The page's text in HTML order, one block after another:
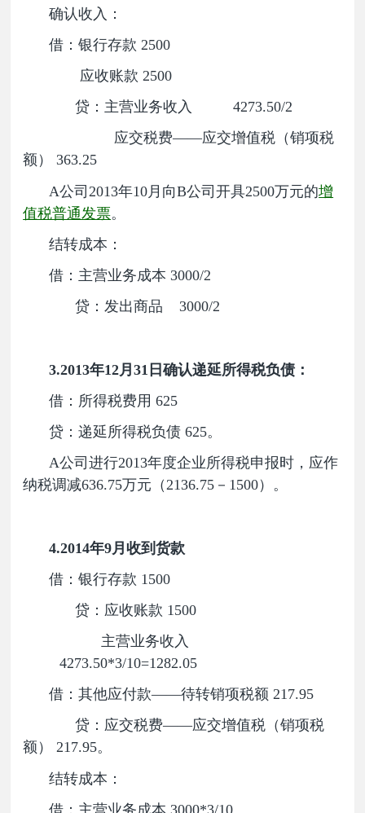
确认收入：
借：银行存款 2500
应收账款 2500
贷：主营业务收入 4273.50/2
应交税费——应交增值税（销项税
额） 363.25
A公司2013年10月向B公司开具2500万元的增
值税普通发票。
结转成本：
借：主营业务成本 3000/2
贷：发出商品 3000/2
3.2013年12月31日确认递延所得税负债：
借：所得税费用 625
贷：递延所得税负债 625。
A公司进行2013年度企业所得税申报时，应作
纳税调减636.75万元（2136.75－1500）。
4.2014年9月收到货款
借：银行存款 1500
贷：应收账款 1500
主营业务收入
4273.50*3/10=1282.05
借：其他应付款——待转销项税额 217.95
贷：应交税费——应交增值税（销项税
额） 217.95。
结转成本：
借：主营业务成本 3000*3/10